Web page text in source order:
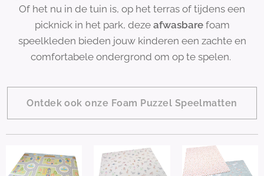
Of het nu in de tuin is, op het terras of tijdens een
picknick in het park, deze afwasbare foam
speelkleden bieden jouw kinderen een zachte en
comfortabele ondergrond om op te spelen.
Ontdek ook onze Foam Puzzel Speelmatten